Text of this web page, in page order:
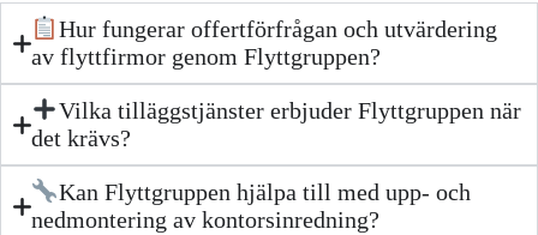
Hur fungerar offertförfrågan och utvärdering
av flyttfirmor genom Flyttgruppen?
Vilka tilläggstjänster erbjuder Flyttgruppen när
det krävs?
Kan Flyttgruppen hjälpa till med upp- och
nedmontering av kontorsinredning?